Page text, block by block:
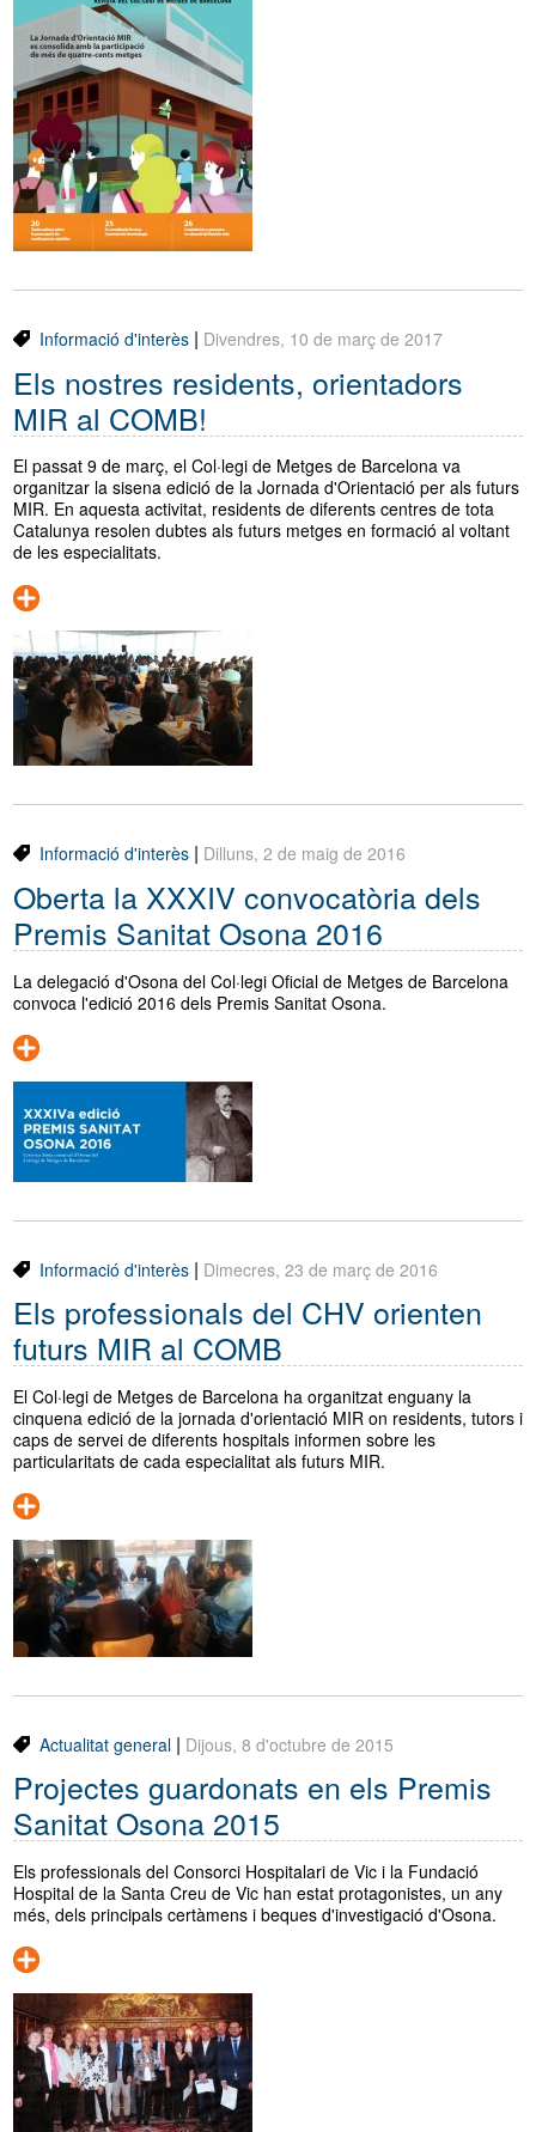
Informació d'interès| Divendres, 10 de març de 2017
Els nostres residents, orientadors
MIR al COMB!
El passat 9 de març, el Col·legi de Metges de Barcelona va
organitzar la sisena edició de la Jornada d'Orientació per als futurs
MIR. En aquesta activitat, residents de diferents centres de tota
Catalunya resolen dubtes als futurs metges en formació al voltant
de les especialitats.
Informació d'interès| Dilluns, 2 de maig de 2016
Oberta la XXXIV convocatòria dels
Premis Sanitat Osona 2016
La delegació d'Osona del Col·legi Oficial de Metges de Barcelona
convoca l'edició 2016 dels Premis Sanitat Osona.
Informació d'interès| Dimecres, 23 de març de 2016
Els professionals del CHV orienten
futurs MIR al COMB
El Col·legi de Metges de Barcelona ha organitzat enguany la
cinquena edició de la jornada d'orientació MIR on residents, tutors i
caps de servei de diferents hospitals informen sobre les
particularitats de cada especialitat als futurs MIR.
Actualitat general| Dijous, 8 d'octubre de 2015
Projectes guardonats en els Premis
Sanitat Osona 2015
Els professionals del Consorci Hospitalari de Vic i la Fundació
Hospital de la Santa Creu de Vic han estat protagonistes, un any
més, dels principals certàmens i beques d'investigació d'Osona.